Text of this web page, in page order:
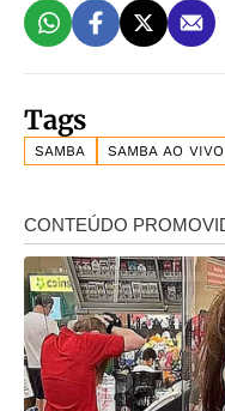
Tags
SAMBA SAMBA AO VIVO